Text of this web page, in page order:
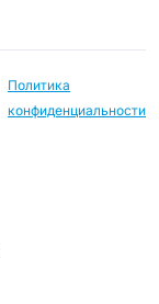
Политика
конфиденциальности